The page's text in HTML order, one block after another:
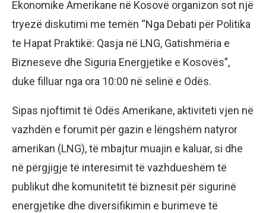
Ekonomike Amerikane në Kosovë organizon sot një
tryezë diskutimi me temën “Nga Debati për Politika
te Hapat Praktikë: Qasja në LNG, Gatishmëria e
Bizneseve dhe Siguria Energjetike e Kosovës”,
duke filluar nga ora 10:00 në selinë e Odës.
Sipas njoftimit të Odës Amerikane, aktiviteti vjen në
vazhdën e forumit për gazin e lëngshëm natyror
amerikan (LNG), të mbajtur muajin e kaluar, si dhe
në përgjigje të interesimit të vazhdueshëm të
publikut dhe komunitetit të biznesit për sigurinë
energjetike dhe diversifikimin e burimeve të